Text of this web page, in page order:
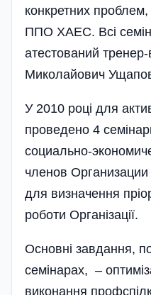
конкретних
ППО ХАЕС. Всі
атестований
Миколайович
У 2010 році для
проведено 4
социально-
членов
для визначення
роботи Організації.
Основні завдання,
семі­нарах, –
виконання